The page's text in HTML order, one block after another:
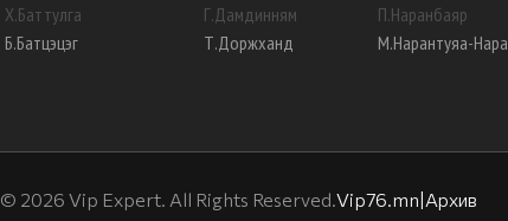
Х.Баттулга
Б.Батцэцэг
Г.Дамдинням
Т.Доржханд
П.Наранбаяр
М.Нарантуяа-Нара
© 2026 Vip Expert. All Rights Reserved.Vip76.mn Архив